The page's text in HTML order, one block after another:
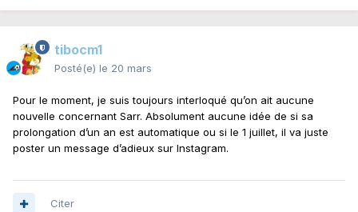
tibocm1
Posté(e) le 20 mars
Pour le moment, je suis toujours interloqué qu’on ait aucune
nouvelle concernant Sarr. Absolument aucune idée de si sa
prolongation d’un an est automatique ou si le 1 juillet, il va juste
poster un message d’adieux sur Instagram.
Citer